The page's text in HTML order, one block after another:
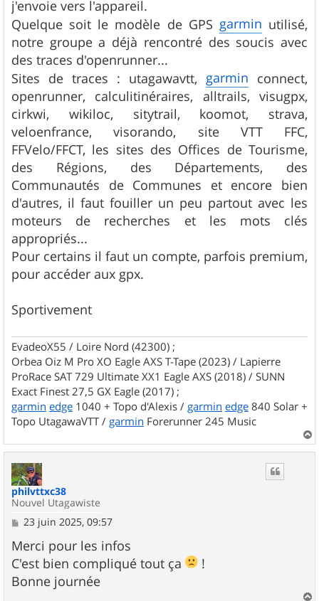
j'envoie vers l'appareil.
Quelque soit le modèle de GPS garmin utilisé,
notre groupe a déjà rencontré des soucis avec
des traces d'openrunner...
Sites de traces : utagawavtt, garmin connect,
openrunner, calculitinéraires, alltrails, visugpx,
cirkwi, wikiloc, sitytrail, koomot, strava,
veloenfrance, visorando, site VTT FFC,
FFVelo/FFCT, les sites des Offices de Tourisme,
des Régions, des Départements, des
Communautés de Communes et encore bien
d'autres, il faut fouiller un peu partout avec les
moteurs de recherches et les mots clés
appropriés...
Pour certains il faut un compte, parfois premium,
pour accéder aux gpx.
Sportivement
EvadeoX55 / Loire Nord (42300) ;
Orbea Oiz M Pro XO Eagle AXS T-Tape (2023) / Lapierre
ProRace SAT 729 Ultimate XX1 Eagle AXS (2018) / SUNN
Exact Finest 27,5 GX Eagle (2017) ;
garmin edge 1040 + Topo d'Alexis / garmin edge 840 Solar +
Topo UtagawaVTT / garmin Forerunner 245 Music
a
philvttxc38
Nouvel Utagawiste
M
s
s
a
g
e
23 juin 2025, 09:57
Merci pour les infos
C'est bien compliqué tout ça
!
Bonne journée